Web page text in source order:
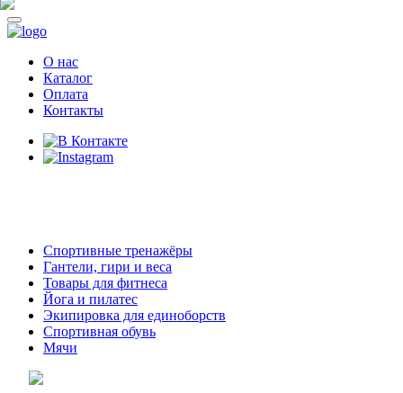
О нас
Каталог
Оплата
Контакты
Спортивные тренажёры
Гантели, гири и веса
Товары для фитнеса
Йога и пилатес
Экипировка для единоборств
Спортивная обувь
Мячи